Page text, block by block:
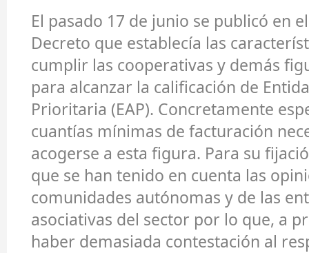
El pasado 17 de junio se publicó en
Decreto que establecía las
cumplir las cooperativas y demás
para alcanzar la calificación de
Prioritaria (EAP). Concretamente
cuantías mínimas de facturación
acogerse a esta figura. Para su
que se han tenido en cuenta las
comunidades autónomas y de las
asociativas del sector por lo que, a
haber demasiada contestación al